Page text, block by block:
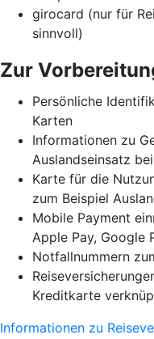
girocard (nur für
sinnvoll)
Zur
Persönliche
Karten
Informationen zu
Auslandseinsatz
Karte für die
zum Beispiel
Mobile Payment
Apple Pay, Google
Notfallnummern
Kreditkarte
Informationen zu